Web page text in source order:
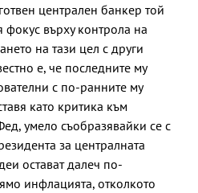
централeн банкер той
фокус върху контрола на
на тази цел с други
е, че последните му
с по-ранните му
като критика към
умело съобразявайки се с
за централната
остават далеч по-
инфлацията, отколкото